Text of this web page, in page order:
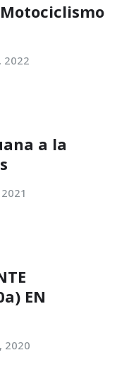
2022
a la
EN
2020